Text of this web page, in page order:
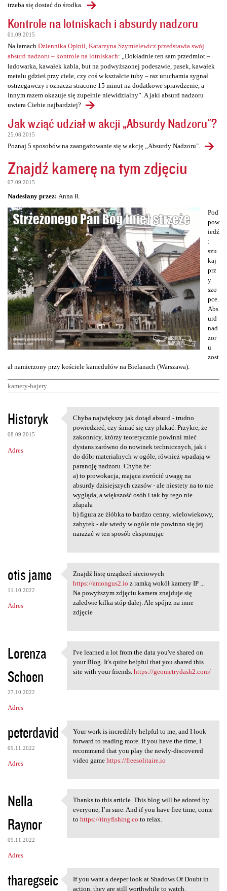
trzeba się dostać do środka.
Kontrole na lotniskach i absurdy nadzoru
01.09.2015
Na łamach Dziennika Opinii, Katarzyna Szymielewicz przedstawia swój
absurd nadzoru – kontrole na lotniskach: „Dokładnie ten sam przedmiot –
ładowarka, kawałek kabla, but na podwyższonej podeszwie, pasek, kawałek
metalu gdzieś przy ciele, czy coś w kształcie tuby – raz uruchamia sygnał
ostrzegawczy i oznacza stracone 15 minut na dodatkowe sprawdzenie, a
innym razem okazuje się zupełnie niewidzialny”. A jaki absurd nadzoru
uwiera Ciebie najbardziej?
Jak wziąć udział w akcji „Absurdy Nadzoru"?
25.08.2015
Poznaj 5 sposobów na zaangażowanie się w akcję „Absurdy Nadzoru".
Znajdź kamerę na tym zdjęciu
07.09.2015
Nadesłany przez: Anna R.
Pod
pow
iedź
:
szu
kaj
prz
y
szo
pce.
Abs
urd
nad
zor
u
zost
ał namierzony przy kościele kamedułów na Bielanach (Warszawa).
kamery-bajery
K
o
m
e
Historyk
08.09.2015
Adres
Chyba największy jak dotąd
Chyba największy jak dotąd absurd - trudno
powiedzieć, czy śmiać się czy płakać. Przykre, że
zakonnicy, którzy teoretycznie powinni mieć
dystans zarówno do nowinek technicznych, jak i
do dóbr materialnych w ogóle, również wpadają w
paranoję nadzoru. Chyba że:
a) to prowokacja, mająca zwrócić uwagę na
absurdy dzisiejszych czasów - ale niestety na to nie
wygląda, a większość osób i tak by tego nie
złapała
b) figura ze żłóbka to bardzo cenny, wielowiekowy,
zabytek - ale wtedy w ogóle nie powinno się jej
narażać w ten sposób eksponując
otis jame
11.10.2022
Adres
Znajdź listę urządzeń
Znajdź listę urządzeń sieciowych
https://amongus2.io z ramką wokół kamery IP ...
Na powyższym zdjęciu kamera znajduje się
zaledwie kilka stóp dalej. Ale spójrz na inne
zdjęcie
Lorenza
Schoen
27.10.2022
Adres
I've learned a lot from the
I've learned a lot from the data you've shared on
your Blog. It's quite helpful that you shared this
site with your friends. https://geometrydash2.com/
peterdavid
09.11.2022
Adres
Your work is incredibly
Your work is incredibly helpful to me, and I look
forward to reading more. If you have the time, I
recommend that you play the newly-discovered
video game https://freesolitaire.io
Nella
Raynor
09.11.2022
Adres
Thanks to this article. This
Thanks to this article. This blog will be adored by
everyone, I’m sure. And if you have free time, come
to https://tinyfishing.co to relax.
tharegseic If you want a deeper look at
If you want a deeper look at Shadows Of Doubt in
action, they are still worthwhile to watch.